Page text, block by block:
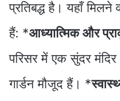
प्रतिबद्ध है। यहाँ मिलने
हैं: *आध्यात्मिक और
परिसर में एक सुंदर
गार्डन मौजूद हैं। *